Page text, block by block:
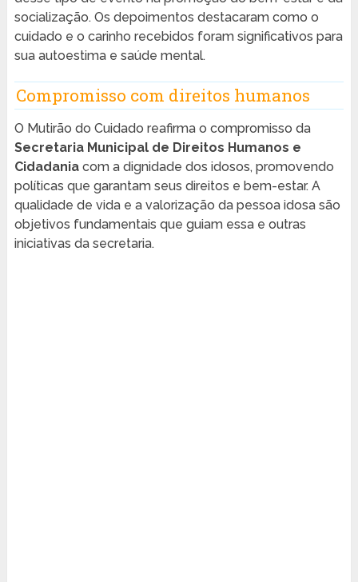
socialização. Os depoimentos destacaram como o
cuidado e o carinho recebidos foram significativos para
sua autoestima e saúde mental.
Compromisso com direitos humanos
O Mutirão do Cuidado reafirma o compromisso da
Secretaria Municipal de Direitos Humanos e
Cidadaniacom a dignidade dos idosos, promovendo
políticas que garantam seus direitos e bem-estar. A
qualidade de vida e a valorização da pessoa idosa são
objetivos fundamentais que guiam essa e outras
iniciativas da secretaria.